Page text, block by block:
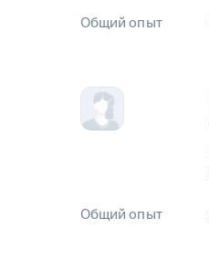
Общий опыт
Общий опыт